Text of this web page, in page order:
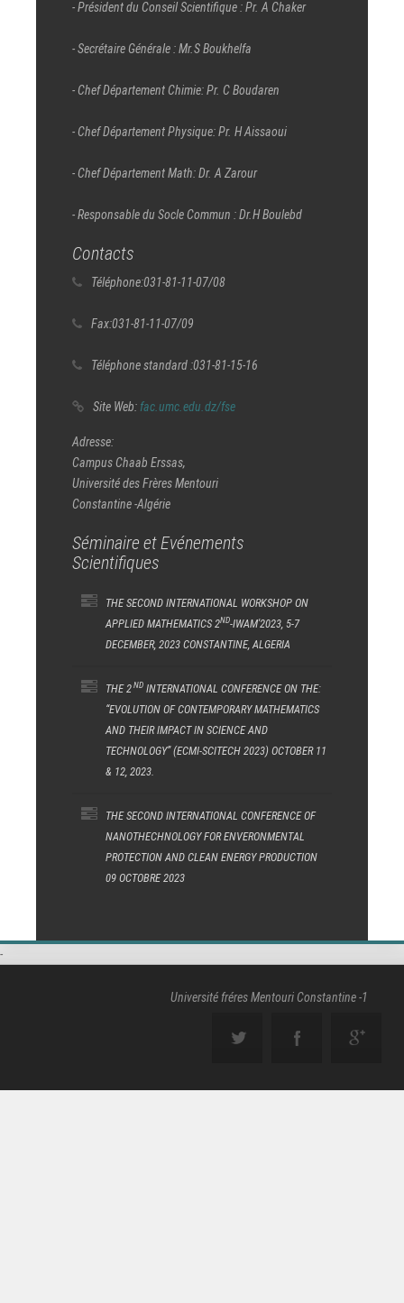
- Président du Conseil Scientifique : Pr. A Chaker
- Secrétaire Générale : Mr.S Boukhelfa
- Chef Département Chimie: Pr. C Boudaren
- Chef Département Physique: Pr. H Aissaoui
- Chef Département Math: Dr. A Zarour
- Responsable du Socle Commun : Dr.H Boulebd
Contacts
Téléphone:031-81-11-07/08
Fax:031-81-11-07/09
Téléphone standard :031-81-15-16
Site Web: fac.umc.edu.dz/fse
Adresse:
Campus Chaab Erssas,
Université des Frères Mentouri
Constantine -Algérie
Séminaire et Evénements
Scientifiques
THE SECOND INTERNATIONAL WORKSHOP ON
APPLIED MATHEMATICS 2ND-IWAM'2023, 5-7
DECEMBER, 2023 CONSTANTINE, ALGERIA
THE 2ND INTERNATIONAL CONFERENCE ON THE:
“EVOLUTION OF CONTEMPORARY MATHEMATICS
AND THEIR IMPACT IN SCIENCE AND
TECHNOLOGY” (ECMI-SCITECH 2023) OCTOBER 11
& 12, 2023.
THE SECOND INTERNATIONAL CONFERENCE OF
NANOTHECHNOLOGY FOR ENVERONMENTAL
PROTECTION AND CLEAN ENERGY PRODUCTION
09 OCTOBRE 2023
-
Université fréres Mentouri Constantine -1